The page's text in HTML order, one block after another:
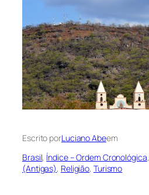
Escrito porLuciano Abeem
Brasil, Índice – Ordem Cronológica,
(Antigas), Religião, Turismo